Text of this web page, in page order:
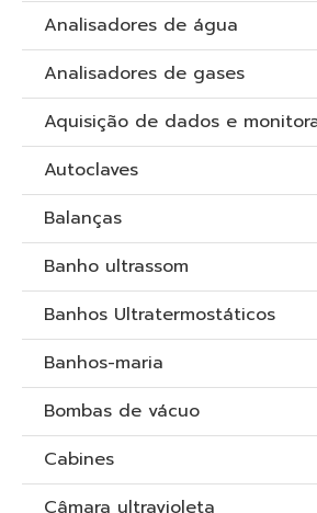
Analisadores de água
Analisadores de gases
Aquisição de dados e
Autoclaves
Balanças
Banho ultrassom
Banhos Ultratermostáticos
Banhos-maria
Bombas de vácuo
Cabines
Câmara ultravioleta